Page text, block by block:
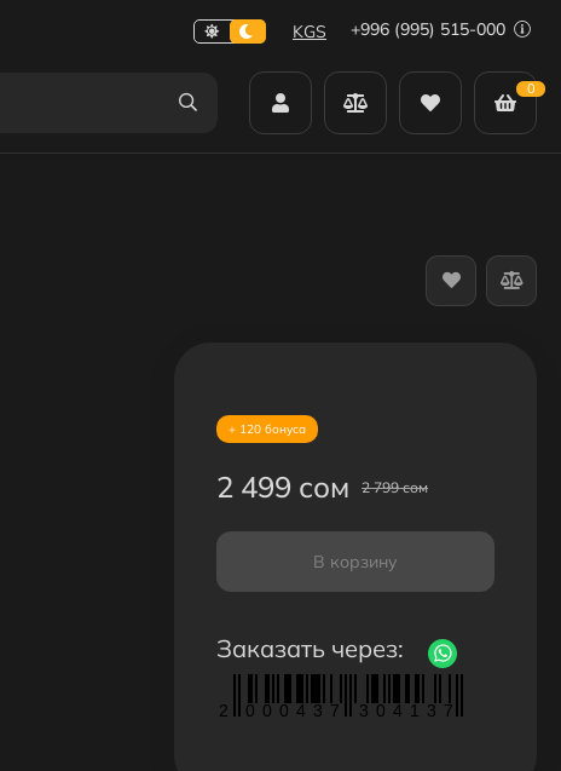
KGS +996 (995) 515-000
0
+ 120 бонуса
2 499 сом 2 799 сом
В корзину
Заказать через:
2 0 0 0 4 3 7 3 0 4 1 3 7